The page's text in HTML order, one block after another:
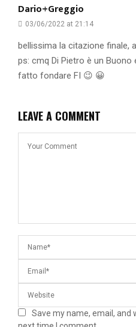
Dario+Greggio
03/06/2022 at 21:14
bellissima la citazione finale,
ps: cmq Di Pietro è un Buono
fatto fondare FI 😉 😀
LEAVE A COMMENT
Save my name, email,